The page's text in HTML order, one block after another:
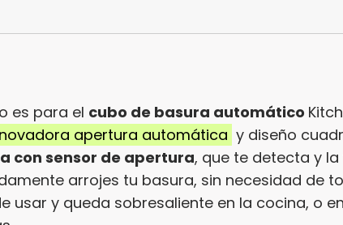
es para el cubo de basura automático
apertura automática y diseño
con sensor de apertura, que te detecta y
arrojes tu basura, sin necesidad de
usar y queda sobresaliente en la cocina, o